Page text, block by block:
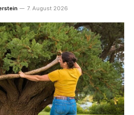
7. August 2026